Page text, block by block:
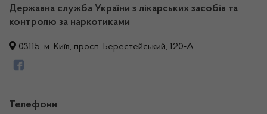
Державна служба України з лікарських засобів та
контролю за наркотиками
03115, м. Київ, просп. Берестейський, 120-А
Телефони